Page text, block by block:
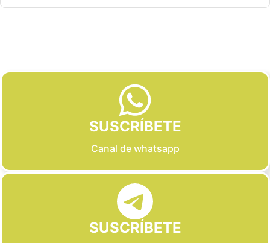
SUSCRÍBETE
Canal de whatsapp
SUSCRÍBETE